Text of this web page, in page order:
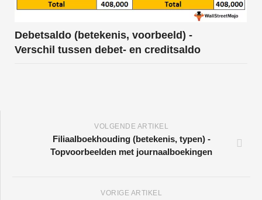
Debetsaldo (betekenis, voorbeeld) -
Verschil tussen debet- en creditsaldo
VOLGENDE ARTIKEL
Filiaalboekhouding (betekenis, typen) -
Topvoorbeelden met journaalboekingen
VORIGE ARTIKEL